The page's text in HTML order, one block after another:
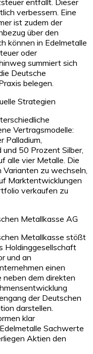
verbessern. Eine
ist zudem der
über den
können in Edelmetalle
oder
summiert sich
Deutsche
belegen.
Strategien
Vertragsmodelle:
Palladium,
50 Prozent Silber,
alle vier Metalle. Die
zu wechseln,
Marktentwicklungen
verkaufen zu
Metallkasse AG
Metallkasse stößt
Holdinggesellschaft
und an
einen
neben dem direkten
der Deutschen
darstellen.
klar
Sachwerte
Aktien den